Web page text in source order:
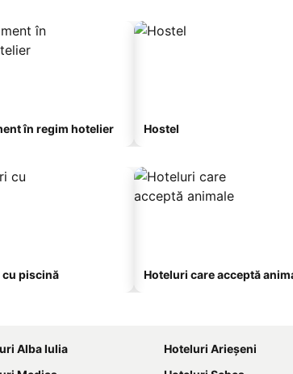
în regim hotelier Hostel
piscină Hoteluri care acceptă
Alba Iulia
Hoteluri Arieşeni